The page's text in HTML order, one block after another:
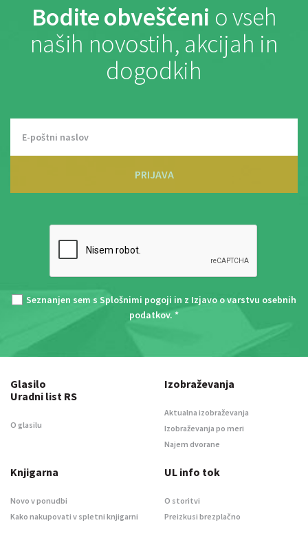
Bodite obveščeni o vseh
naših novostih, akcijah in
dogodkih
PRIJAVA
Seznanjen sem s Splošnimi pogoji in z Izjavo o varstvu osebnih
podatkov. *
Glasilo
Uradni list RS
O glasilu
Izobraževanja
Aktualna izobraževanja
Izobraževanja po meri
Najem dvorane
Knjigarna
Novo v ponudbi
Kako nakupovati v spletni knjigarni
UL info tok
O storitvi
Preizkusi brezplačno